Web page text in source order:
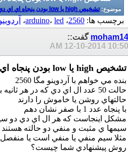
موضوع:تشخيص high يا low بودن پنجاه اي اي دي
برچسب ها: 2560، arduino، led ،
moham14 گفت::
12-10-2014 10:50 AM
تشخيص high يا low بودن پنجاه اي اي دي
بنده مي خواهم با آردوينو مگا 2560
حالت 50 عدد ال اي دي كه در هر
حالتهاي روشن يا خاموش را دارند
با پنجاه عدد 1 با صفر نشان دهم
مشكل اينجاست كه هر ال اي دي دو
سيمها ي مثبت و منفي دو حالته هستند
مثلا سيم منفي يا منفي است يا منفصل
روش پيشنهادي شما چيست؟